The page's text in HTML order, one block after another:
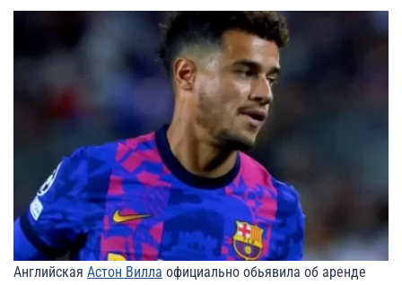
Английская Астон Вилла официально обьявила об аренде